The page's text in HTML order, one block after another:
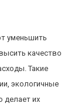
уменьшить
качество
Такие
экологичные
делает их